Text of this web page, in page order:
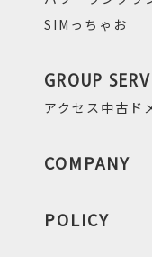
SIMっちゃお
GROUP
アクセス中古ド
COMPANY
POLICY